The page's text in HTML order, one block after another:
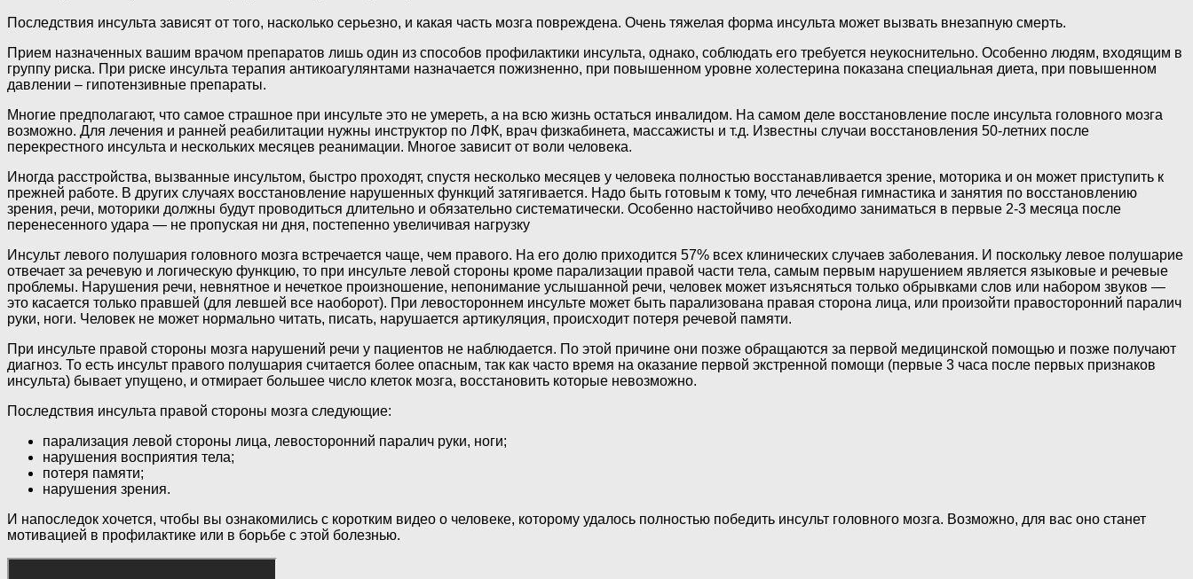
Последствия инсульта зависят от того, насколько серьезно, и какая часть мозга повреждена. Очень тяжелая форма инсульта может вызвать внезапную смерть.
Прием назначенных вашим врачом препаратов лишь один из способов профилактики инсульта, однако, соблюдать его требуется неукоснительно. Особенно людям, входящим в
группу риска. При риске инсульта терапия антикоагулянтами назначается пожизненно, при повышенном уровне холестерина показана специальная диета, при повышенном
давлении – гипотензивные препараты.
Многие предполагают, что самое страшное при инсульте это не умереть, а на всю жизнь остаться инвалидом. На самом деле восстановление после инсульта головного мозга
возможно. Для лечения и ранней реабилитации нужны инструктор по ЛФК, врач физкабинета, массажисты и т.д. Известны случаи восстановления 50-летних после
перекрестного инсульта и нескольких месяцев реанимации. Многое зависит от воли человека.
Иногда расстройства, вызванные инсультом, быстро проходят, спустя несколько месяцев у человека полностью восстанавливается зрение, моторика и он может приступить к
прежней работе. В других случаях восстановление нарушенных функций затягивается. Надо быть готовым к тому, что лечебная гимнастика и занятия по восстановлению
зрения, речи, моторики должны будут проводиться длительно и обязательно систематически. Особенно настойчиво необходимо заниматься в первые 2-3 месяца после
перенесенного удара — не пропуская ни дня, постепенно увеличивая нагрузку
Инсульт левого полушария головного мозга встречается чаще, чем правого. На его долю приходится 57% всех клинических случаев заболевания. И поскольку левое полушарие
отвечает за речевую и логическую функцию, то при инсульте левой стороны кроме парализации правой части тела, самым первым нарушением является языковые и речевые
проблемы. Нарушения речи, невнятное и нечеткое произношение, непонимание услышанной речи, человек может изъясняться только обрывками слов или набором звуков —
это касается только правшей (для левшей все наоборот). При левостороннем инсульте может быть парализована правая сторона лица, или произойти правосторонний паралич
руки, ноги. Человек не может нормально читать, писать, нарушается артикуляция, происходит потеря речевой памяти.
При инсульте правой стороны мозга нарушений речи у пациентов не наблюдается. По этой причине они позже обращаются за первой медицинской помощью и позже получают
диагноз. То есть инсульт правого полушария считается более опасным, так как часто время на оказание первой экстренной помощи (первые 3 часа после первых признаков
инсульта) бывает упущено, и отмирает большее число клеток мозга, восстановить которые невозможно.
Последствия инсульта правой стороны мозга следующие:
парализация левой стороны лица, левосторонний паралич руки, ноги;
нарушения восприятия тела;
потеря памяти;
нарушения зрения.
И напоследок хочется, чтобы вы ознакомились с коротким видео о человеке, которому удалось полностью победить инсульт головного мозга. Возможно, для вас оно станет
мотивацией в профилактике или в борьбе с этой болезнью.